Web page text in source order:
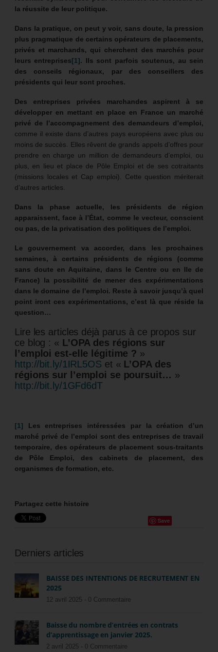
la réussite de leur politique.
Dans la pratique, on peut y voir, sans doute, la pression
plus pragmatique de certains opérateurs de placements,
privés et marchands, qui cherchent des marchés pour
leurs entreprises[1]. Ils sont parfois soutenus, au sein
des conseils régionaux, par des conseillers des
présidents qui leur sont proches.
Des entreprises privées marchandes aspirent à se
développer en mettant en place en France un marché
privé de l’accompagnement des demandeurs d’emploi,
comme il existe dans d’autres pays européens avec plus ou
moins de succès. Elles rêvent de grands appels d’offres pour
prendre en charge un million de demandeurs d’emploi, ou
plus, en lieu et place de Pôle Emploi et de ses cotraitants
(missions locales et Cap emploi). Cette question mériterait
d’autres articles.
Dans la phase actuelle, les présidents de région
apparaissent, face à l’État, comme le vecteur, conscient
ou pas, de la privatisation des politiques de l’emploi.
Le gouvernement va accorder, dans les prochaines
semaines, à certains présidents de régions (comme
sans doute en Aquitaine, dans le Centre ou en Ile de
France) la possibilité de mener des expérimentations
dans le domaine de l’emploi. Reste à savoir jusqu’à quel
point iront ces expérimentations, c’est là que réside la
question…
Lire les articles déjà parus à ce propos sur
ce blog : « L’OPA des régions sur
l’emploi est-elle légitime ? »
http://bit.ly/1IRL5OS et « L’OPA des
régions sur l’emploi se poursuit… »
http://bit.ly/1GFd6dT
[1] Les entreprises intéressées par la création d’un
marché privé de l’emploi sont des entreprises de travail
temporaire, des opérateurs de placement sous-traitants
de Pôle Emploi, des cabinets de placement, des
organismes de formation, etc.
Partagez cette histoire
Save
Derniers articles
BAISSE DES INTENTIONS DE RECRUTEMENT EN
2025
12 avril 2025 - 0 Commentaire
Baisse du nombre d’entrées en contrats
d’apprentissage en janvier 2025.
2 avril 2025 - 0 Commentaire